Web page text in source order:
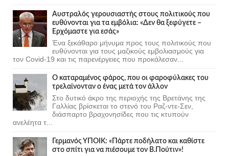
Αυστραλός γερουσιαστής στους πολιτικούς που
ευθύνονται για τα εμβόλια: «Δεν θα ξεφύγετε –
Ερχόμαστε για εσάς»
Ένα ξεκάθαρο μήνυμα προς τους πολιτικούς που
ευθύνονται για τους μαζικούς εμβολιασμούς για
τον Covid-19 και τις παρενέργειες που προκάλεσαν...
Ο καταραμένος φάρος, που οι φαροφύλακες του
τρελαίνονταν ο ένας μετά τον άλλον
Στο δυτικό άκρο της περιοχής της Βρετάνης της
Γαλλίας βρίσκεται το στενό του Ραζ-ντε-Σεν,
διάσπαρτο βραχονησίδες που τις κτυπούν
ανελέητα τ...
Γερμανός ΥΠΟΙΚ: «Πάρτε ποδήλατο και καθίστε
στο σπίτι για να πιέσουμε τον Β.Πούτιν»!